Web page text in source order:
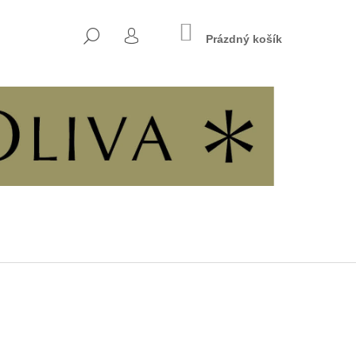
HLEDAT
PŘIHLÁŠENÍ
NÁKUPNÍ
KOŠÍK
Prázdný košík